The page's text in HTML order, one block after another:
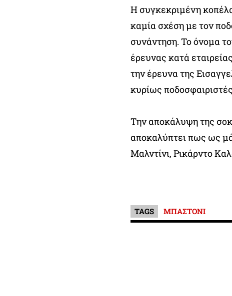
Η συγκεκριμένη
καμία σχέση με τον
συνάντηση. Το όνομα
έρευνας κατά
την έρευνα της
κυρίως
Την αποκάλυψη της
αποκαλύπτει πως ως
Μαλντίνι, Ρικάρντο
TAGS ΜΠΑΣΤΟΝΙ